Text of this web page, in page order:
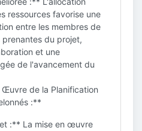
ressources favorise une
entre les membres de
du projet,
et une
de l'avancement du
de la Planification
:**
:** La mise en œuvre